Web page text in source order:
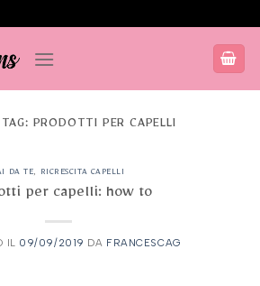
PRODOTTI PER CAPELLI
DA TE, RICRESCITA CAPELLI
per capelli: how to
IL 09/09/2019 DA FRANCESCAG